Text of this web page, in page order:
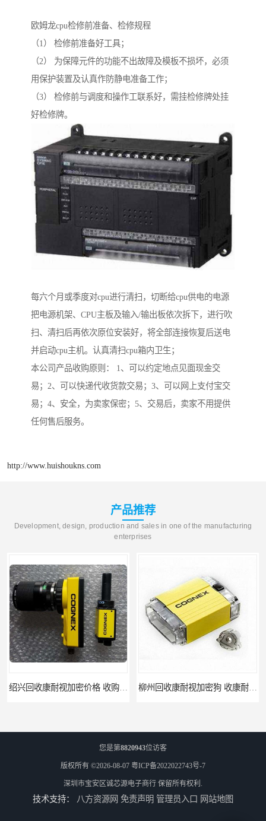
欧姆龙cpu检修前准备、检修规程
（1） 检修前准备好工具；
（2） 为保障元件的功能不出故障及模板不损坏，必须
用保护装置及认真作防静电准备工作；
（3） 检修前与调度和操作工联系好，需挂检修牌处挂
好检修牌。
每六个月或季度对cpu进行清扫，切断给cpu供电的电源
把电源机架、CPU主板及输入/输出板依次拆下，进行吹
扫、清扫后再依次原位安装好，将全部连接恢复后送电
并启动cpu主机。认真清扫cpu箱内卫生；
本公司产品收购原则： 1、可以约定地点见面现金交
易；2、可以快递代收货款交易；3、可以网上支付宝交
易；4、安全，为卖家保密；5、交易后，卖家不用提供
任何售后服务。
http://www.huishoukns.com
产品推荐
Development, design, production and sales in one of the manufacturing
enterprises
您是第8820943位访客
版权所有 ©2026-08-07 粤ICP备2022022743号-7
深圳市宝安区诚芯源电子商行 保留所有权利.
技术支持： 八方资源网 免责声明 管理员入口 网站地图